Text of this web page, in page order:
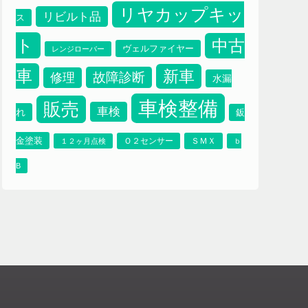
プラッツ
ス リビルト品
リヤカップキッ
ト
レンジローバー ヴェルファイヤー
中古
車
修理 故障診断 新車 水漏
れ 販売 車検 車検整備 鈑
金塗装 １２ヶ月点検 Ｏ２センサー ＳＭＸ ｂ
B